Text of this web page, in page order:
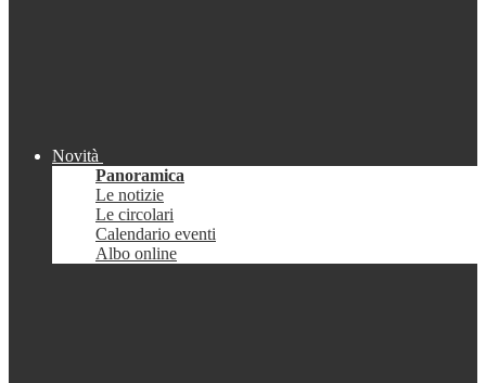
Novità
Panoramica
Le notizie
Le circolari
Calendario eventi
Albo online